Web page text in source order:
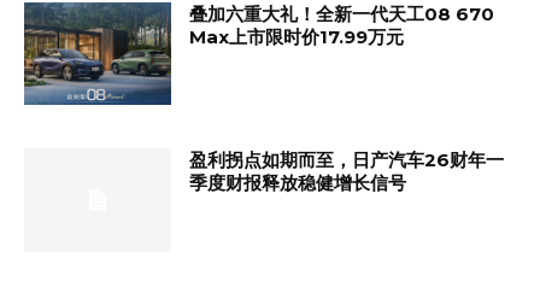
叠加六重大礼！全新一代天工08 670
Max上市限时价17.99万元
盈利拐点如期而至，日产汽车26财年一
季度财报释放稳健增长信号